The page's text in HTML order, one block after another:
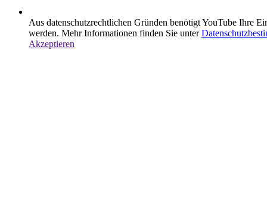
Aus datenschutzrechtlichen Gründen benötigt YouTube Ihre
werden. Mehr Informationen finden Sie unter
Akzeptieren